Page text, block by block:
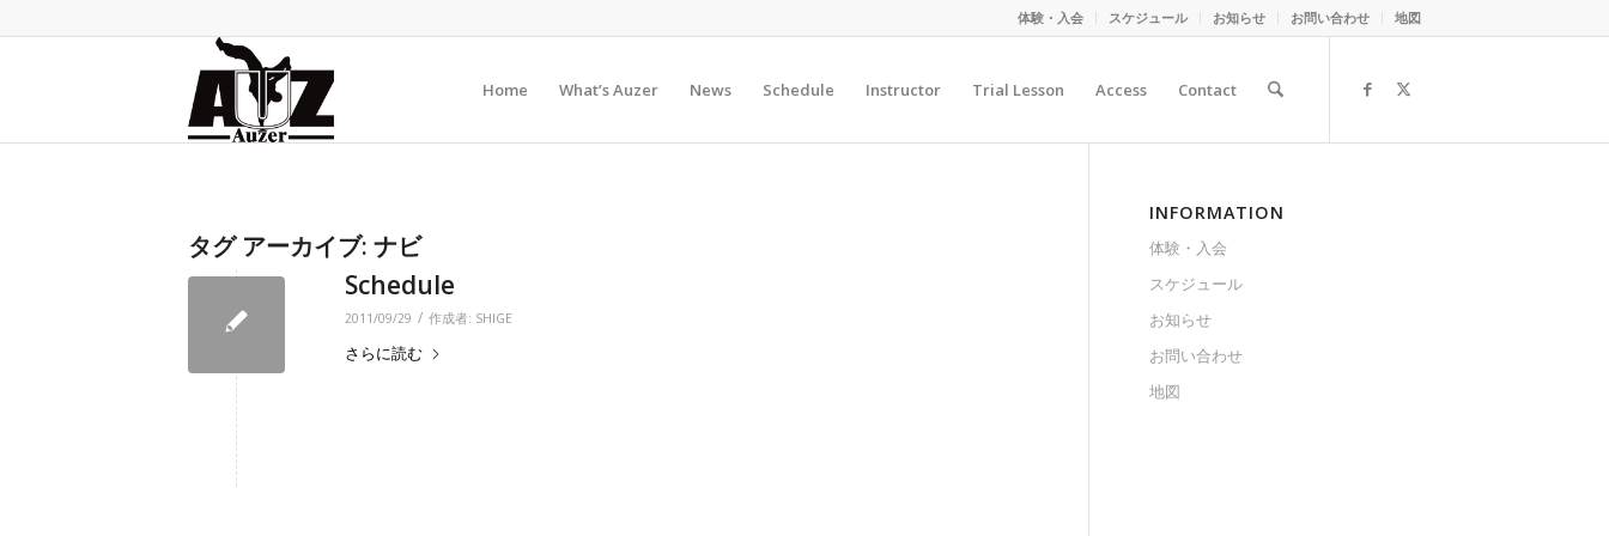
体験・入会 スケジュール お知らせ お問い合わせ 地図
Home What’s Auzer News Schedule Instructor Trial Lesson Access Contact
タグ アーカイブ: ナビ
Schedule
2011/09/29 / 作成者: SHIGE
さらに読む
INFORMATION
体験・入会
スケジュール
お知らせ
お問い合わせ
地図